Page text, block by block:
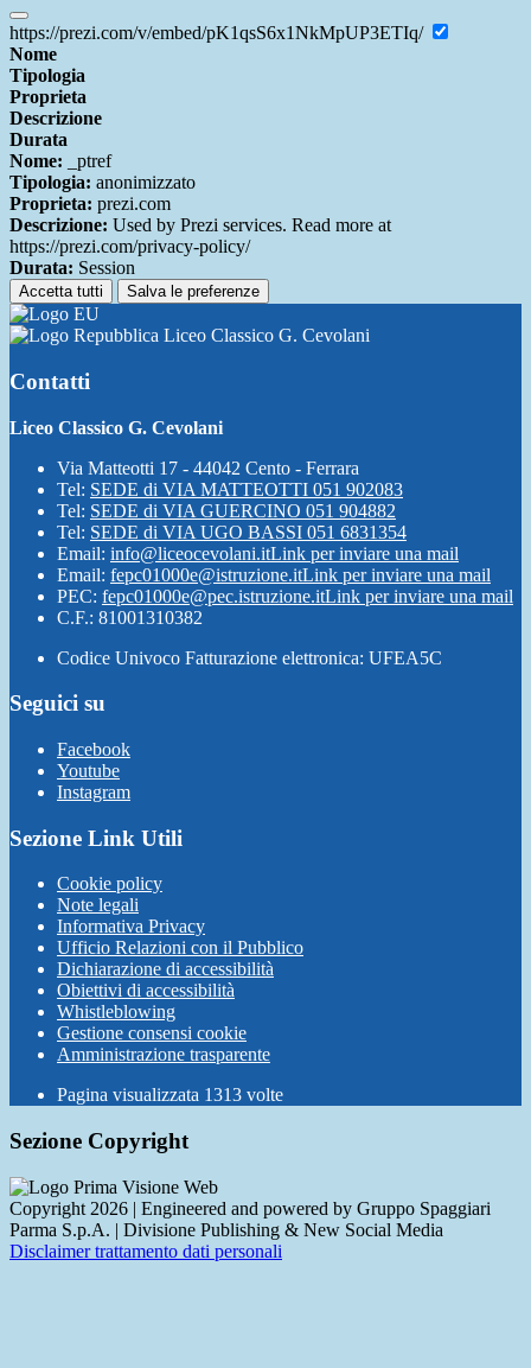
https://prezi.com/v/embed/pK1qsS6x1NkMpUP3ETIq/
Nome
Tipologia
Proprieta
Descrizione
Durata
Nome: _ptref
Tipologia: anonimizzato
Proprieta: prezi.com
Descrizione: Used by Prezi services. Read more at
https://prezi.com/privacy-policy/
Durata: Session
Accetta tutti Salva le preferenze
Liceo Classico G. Cevolani
Contatti
Liceo Classico G. Cevolani
Via Matteotti 17 - 44042 Cento - Ferrara
Tel: SEDE di VIA MATTEOTTI 051 902083
Tel: SEDE di VIA GUERCINO 051 904882
Tel: SEDE di VIA UGO BASSI 051 6831354
Email: info@liceocevolani.itLink per inviare una mail
Email: fepc01000e@istruzione.itLink per inviare una mail
PEC: fepc01000e@pec.istruzione.itLink per inviare una mail
C.F.: 81001310382
Codice Univoco Fatturazione elettronica: UFEA5C
Seguici su
Facebook
Youtube
Instagram
Sezione Link Utili
Cookie policy
Note legali
Informativa Privacy
Ufficio Relazioni con il Pubblico
Dichiarazione di accessibilità
Obiettivi di accessibilità
Whistleblowing
Gestione consensi cookie
Amministrazione trasparente
Pagina visualizzata 1313 volte
Sezione Copyright
Copyright 2026 | Engineered and powered by Gruppo Spaggiari
Parma S.p.A. | Divisione Publishing & New Social Media
Disclaimer trattamento dati personali